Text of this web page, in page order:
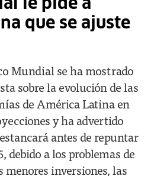
le pide a
que se ajuste
Mundial se ha mostrado
sobre la evolución de las
de América Latina en
y ha advertido
antes de repuntar
debido a los problemas de
inversiones, las